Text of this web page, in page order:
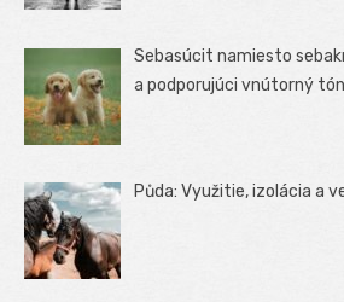
Sebasúcit namiesto
a podporujúci vnútorný tón
Půda: Využitie, izolácia a